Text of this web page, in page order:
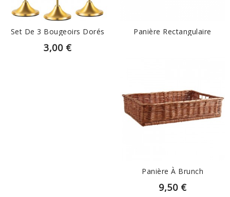
Set De 3 Bougeoirs Dorés
3,00 €
Panière Rectangulaire
EN SAVOIR PLUS
Panière À Brunch
9,50 €